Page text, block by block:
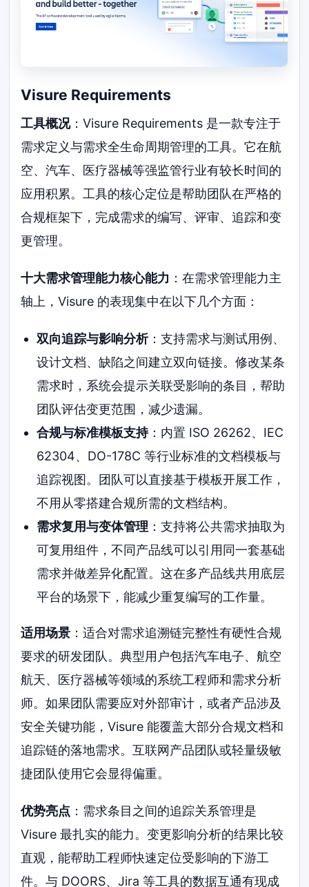
Visure Requirements
工具概况：Visure Requirements 是一款专注于
需求定义与需求全生命周期管理的工具。它在航
空、汽车、医疗器械等强监管行业有较长时间的
应用积累。工具的核心定位是帮助团队在严格的
合规框架下，完成需求的编写、评审、追踪和变
更管理。
十大需求管理能力核心能力 ：在需求管理能力主
轴上，Visure 的表现集中在以下几个方面：
双向追踪与影响分析：支持需求与测试用例、
设计文档、缺陷之间建立双向链接。修改某条
需求时，系统会提示关联受影响的条目，帮助
团队评估变更范围，减少遗漏。
合规与标准模板支持：内置 ISO 26262、IEC
62304、DO-178C 等行业标准的文档模板与
追踪视图。团队可以直接基于模板开展工作，
不用从零搭建合规所需的文档结构。
需求复用与变体管理 ：支持将公共需求抽取为
可复用组件，不同产品线可以引用同一套基础
需求并做差异化配置。这在多产品线共用底层
平台的场景下，能减少重复编写的工作量。
适用场景 ：适合对需求追溯链完整性有硬性合规
要求的研发团队。典型用户包括汽车电子、航空
航天、医疗器械等领域的系统工程师和需求分析
师。如果团队需要应对外部审计，或者产品涉及
安全关键功能，Visure 能覆盖大部分合规文档和
追踪链的落地需求。互联网产品团队或轻量级敏
捷团队使用它会显得偏重。
优势亮点 ：需求条目之间的追踪关系管理是
Visure 最扎实的能力。变更影响分析的结果比较
直观，能帮助工程师快速定位受影响的下游工
件。与 DOORS、Jira 等工具的数据互通有现成